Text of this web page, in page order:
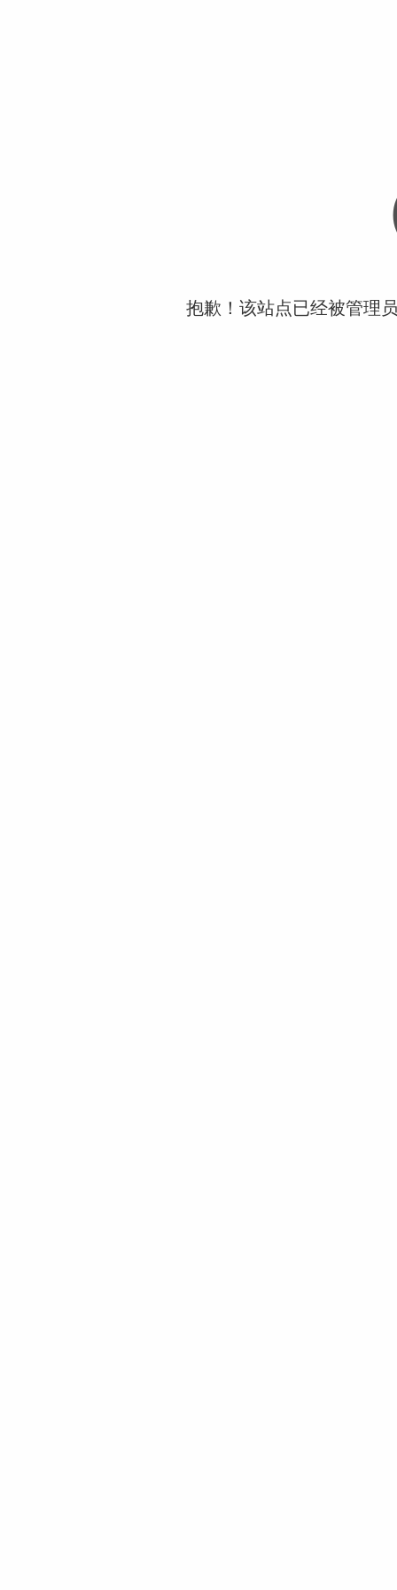
抱歉！该站点已经被管理